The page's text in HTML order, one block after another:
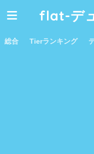
flat-デ
総合 Tierランキング